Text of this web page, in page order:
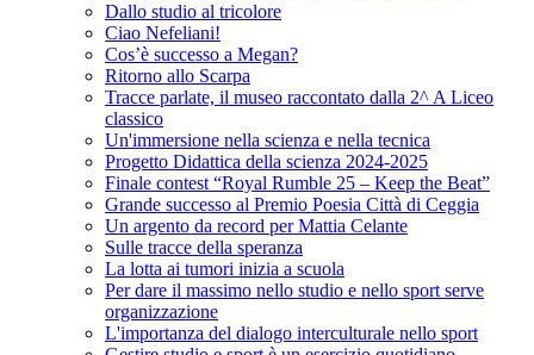
Dallo studio al tricolore
Ciao Nefeliani!
Cos’è successo a Megan?
Ritorno allo Scarpa
Tracce parlate, il museo raccontato dalla 2^ A Liceo
classico
Un'immersione nella scienza e nella tecnica
Progetto Didattica della scienza 2024-2025
Finale contest “Royal Rumble 25 – Keep the Beat”
Grande successo al Premio Poesia Città di Ceggia
Un argento da record per Mattia Celante
Sulle tracce della speranza
La lotta ai tumori inizia a scuola
Per dare il massimo nello studio e nello sport serve
organizzazione
L'importanza del dialogo interculturale nello sport